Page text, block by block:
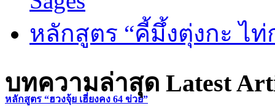
หลักสูตร “ฮวงจุ้ย เฮี่ยงคง 64 ข่วย”
หลักสูตร “คี้มึ้งตุ่งกะ ไ
บทความล่าสุด Latest